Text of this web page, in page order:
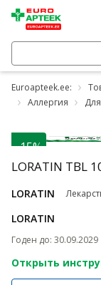
Euroapteek.ee:
Аллергия
-15%
LORATIN TBL
LORATIN
LORATIN
Годен до: 30.09.2029
Открыть